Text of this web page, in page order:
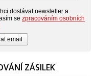
Lille
- Nivea
S. R. L.
Barty
dostávat newsletter a
se zpracováním osobních
ZÁSILEK